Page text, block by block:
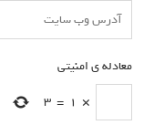
معادله ی امنیتی
×
1
=
3